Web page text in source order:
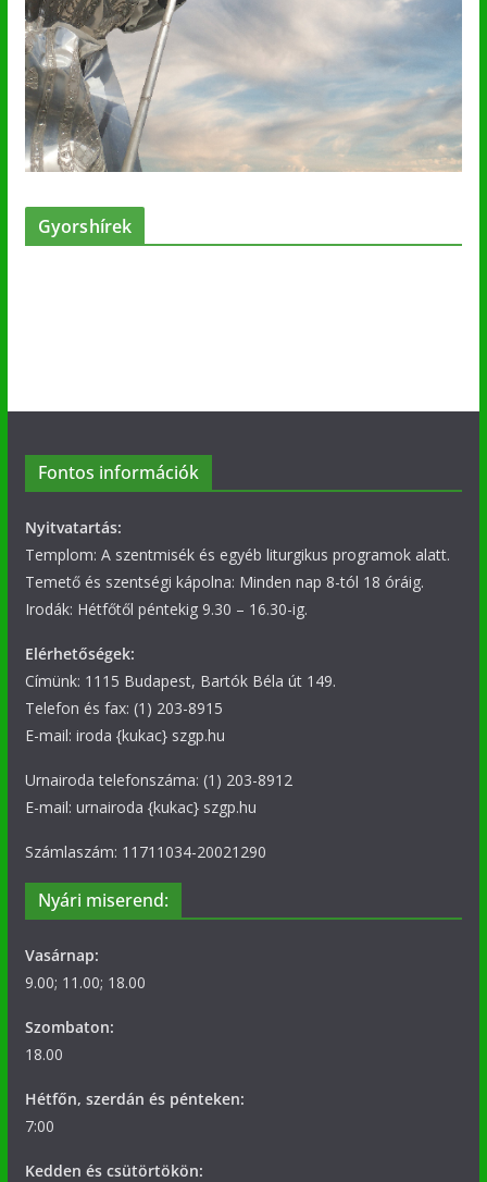
Gyorshírek
Fontos információk
Nyitvatartás:
Templom: A szentmisék és egyéb liturgikus programok alatt.
Temető és szentségi kápolna: Minden nap 8-tól 18 óráig.
Irodák: Hétfőtől péntekig 9.30 – 16.30-ig.
Elérhetőségek:
Címünk: 1115 Budapest, Bartók Béla út 149.
Telefon és fax: (1) 203-8915
E-mail: iroda {kukac} szgp.hu
Urnairoda telefonszáma: (1) 203-8912
E-mail: urnairoda {kukac} szgp.hu
Számlaszám: 11711034-20021290
Nyári miserend:
Vasárnap:
9.00; 11.00; 18.00
Szombaton:
18.00
Hétfőn, szerdán és pénteken:
7:00
Kedden és csütörtökön: